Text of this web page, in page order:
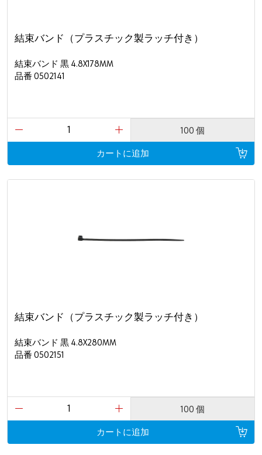
結束バンド（プラスチック製ラッチ付き）
結束バンド 黒 4.8X178MM
品番 0502141
100 個
カートに追加
結束バンド（プラスチック製ラッチ付き）
結束バンド 黒 4.8X280MM
品番 0502151
100 個
カートに追加